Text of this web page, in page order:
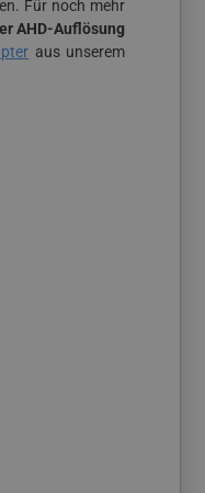
Für noch mehr
AHD-Auflösung
aus unserem